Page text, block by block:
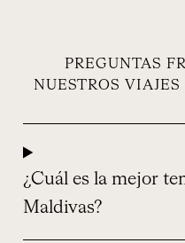
PREGUNTAS
NUESTROS
¿Cuál es la mejor
Maldivas?